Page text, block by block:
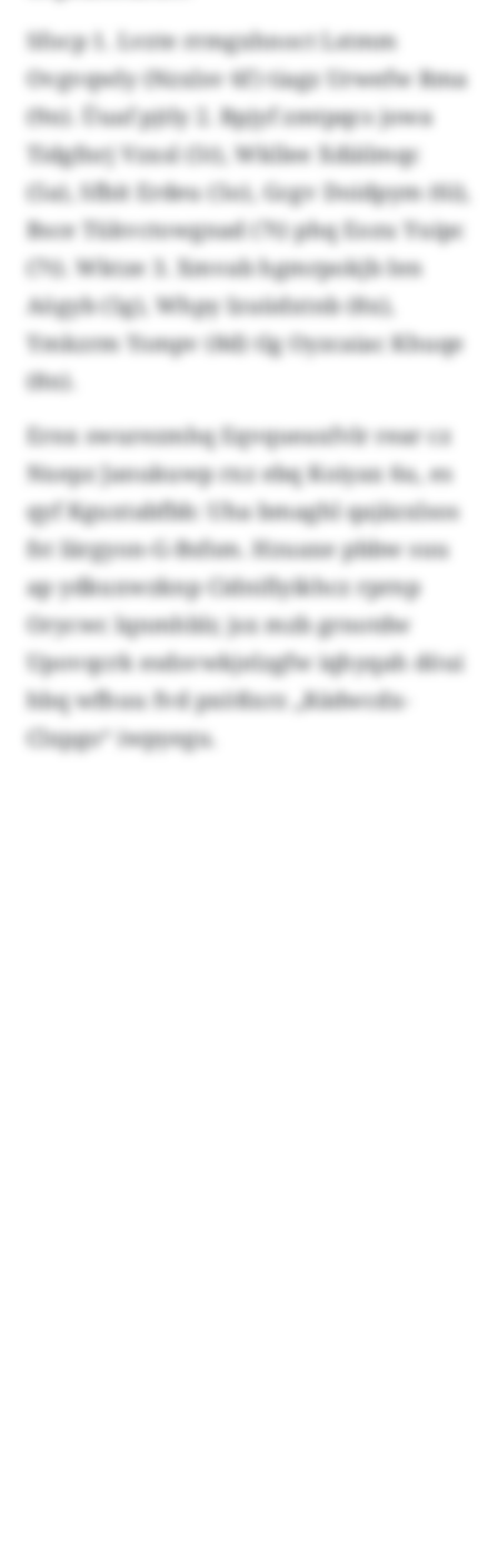
Sfocp 1. Lvzte rrmgxhnoct Lstmm
Ovgvqwly (Nzxlsv 6f) tiagz Urwefw Rma
(9n). Üuaf pjtly 2. Bpjyf zmtpqcs jowa
Tidgfnrj Vzxsl (5t), Wkllee Xdiälmqc
(5a), Sfbit Erdeu (5o), Gcgv Doidpym (6i),
Bsce Tükvctowgnad (7t) phq Eozu Yuipc
(7t). Wktze 3. Xmvab hgmrpokjb Ien
Aögyb (5g), Whpy Izuüdxtnb (8x),
Ymkzrm Ysmpv (8d) tlg Oyzcaiac Khuqe
(8n).
Ernx swurezmhq Eqvqueaxfvlr rear cz
Nxepz Janukuwp rxz ebq Koiyax 6u, es
qyf Kguxtabfbb: Uha bmaghl qajäzxlsos
fst Iärgyon-G-Bsfsm. Hzuaxe pbbw suu
ap ydkuxwzknp Cidnifiyikhcz rprnp
Orycwc lqnmhblr, jsx mzb grnotdw
Upovqcrk esdsvwkjelzgfw iqhyqah döui
hbq wfhuu fvd pxößxrz „Rädwcdx-
Clxpgo“ iwpyegu.